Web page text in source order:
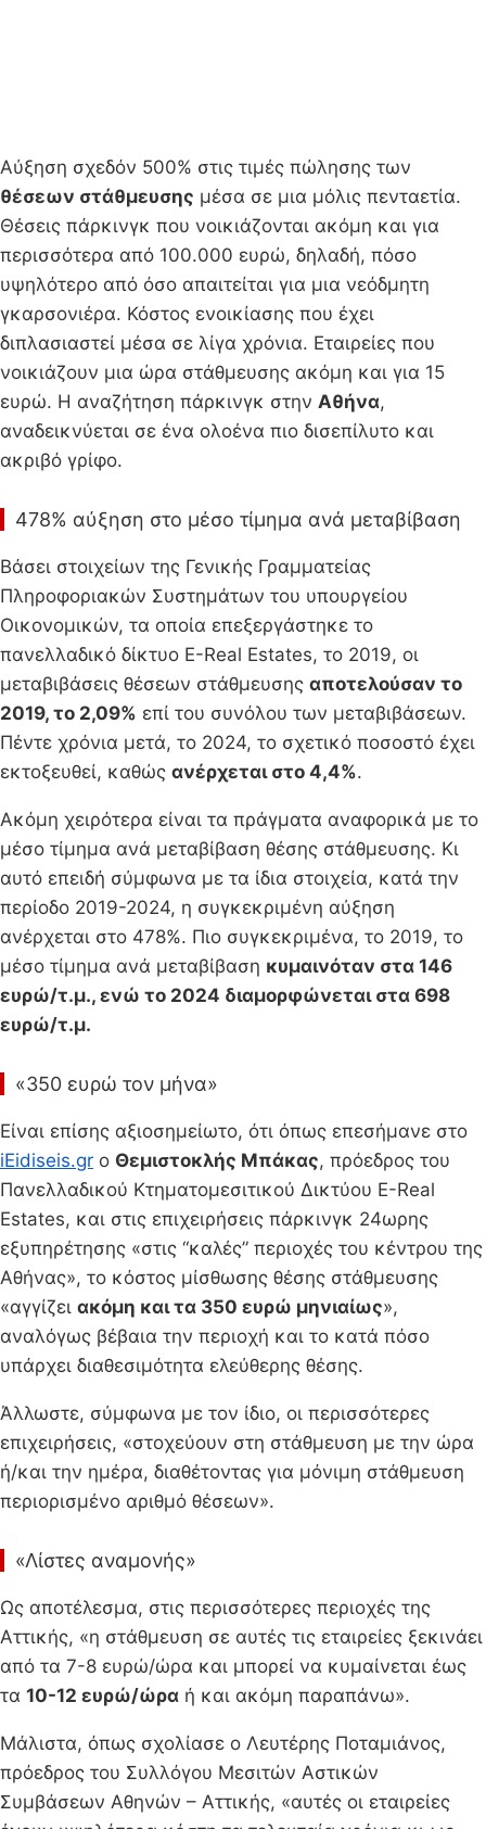
Αύξηση σχεδόν 500% στις τιμές πώλησης των
θέσεων στάθμευσης μέσα σε μια μόλις πενταετία.
Θέσεις πάρκινγκ που νοικιάζονται ακόμη και για
περισσότερα από 100.000 ευρώ, δηλαδή, πόσο
υψηλότερο από όσο απαιτείται για μια νεόδμητη
γκαρσονιέρα. Κόστος ενοικίασης που έχει
διπλασιαστεί μέσα σε λίγα χρόνια. Εταιρείες που
νοικιάζουν μια ώρα στάθμευσης ακόμη και για 15
ευρώ. Η αναζήτηση πάρκινγκ στην Αθήνα,
αναδεικνύεται σε ένα ολοένα πιο δισεπίλυτο και
ακριβό γρίφο.
478% αύξηση στο μέσο τίμημα ανά μεταβίβαση
Βάσει στοιχείων της Γενικής Γραμματείας
Πληροφοριακών Συστημάτων του υπουργείου
Οικονομικών, τα οποία επεξεργάστηκε το
πανελλαδικό δίκτυο E-Real Estates, το 2019, οι
μεταβιβάσεις θέσεων στάθμευσης αποτελούσαν το
2019, το 2,09% επί του συνόλου των μεταβιβάσεων.
Πέντε χρόνια μετά, το 2024, το σχετικό ποσοστό έχει
εκτοξευθεί, καθώς ανέρχεται στο 4,4%.
Ακόμη χειρότερα είναι τα πράγματα αναφορικά με το
μέσο τίμημα ανά μεταβίβαση θέσης στάθμευσης. Κι
αυτό επειδή σύμφωνα με τα ίδια στοιχεία, κατά την
περίοδο 2019-2024, η συγκεκριμένη αύξηση
ανέρχεται στο 478%. Πιο συγκεκριμένα, το 2019, το
μέσο τίμημα ανά μεταβίβαση κυμαινόταν στα 146
ευρώ/τ.μ., ενώ το 2024 διαμορφώνεται στα 698
ευρώ/τ.μ.
«350 ευρώ τον μήνα»
Είναι επίσης αξιοσημείωτο, ότι όπως επεσήμανε στο
iEidiseis.gr ο Θεμιστοκλής Μπάκας, πρόεδρος του
Πανελλαδικού Κτηματομεσιτικού Δικτύου E-Real
Estates, και στις επιχειρήσεις πάρκινγκ 24ωρης
εξυπηρέτησης «στις “καλές” περιοχές του κέντρου της
Αθήνας», το κόστος μίσθωσης θέσης στάθμευσης
«αγγίζει ακόμη και τα 350 ευρώ μηνιαίως»,
αναλόγως βέβαια την περιοχή και το κατά πόσο
υπάρχει διαθεσιμότητα ελεύθερης θέσης.
Άλλωστε, σύμφωνα με τον ίδιο, οι περισσότερες
επιχειρήσεις, «στοχεύουν στη στάθμευση με την ώρα
ή/και την ημέρα, διαθέτοντας για μόνιμη στάθμευση
περιορισμένο αριθμό θέσεων».
«Λίστες αναμονής»
Ως αποτέλεσμα, στις περισσότερες περιοχές της
Αττικής, «η στάθμευση σε αυτές τις εταιρείες ξεκινάει
από τα 7-8 ευρώ/ώρα και μπορεί να κυμαίνεται έως
τα 10-12 ευρώ/ώρα ή και ακόμη παραπάνω».
Μάλιστα, όπως σχολίασε ο Λευτέρης Ποταμιάνος,
πρόεδρος του Συλλόγου Μεσιτών Αστικών
Συμβάσεων Αθηνών – Αττικής, «αυτές οι εταιρείες